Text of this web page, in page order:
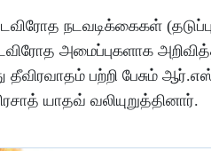
நடவடிக்கைகள்
அமைப்புகளாக
தீவிரவாதம் பற்றி பேசும்
யாதவ் வலியுறுத்தினார்.